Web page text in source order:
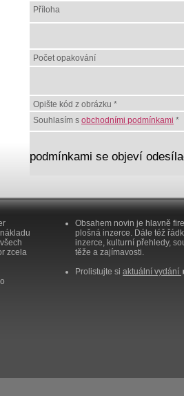
Příloha
Počet opakování
Opište kód z obrázku *
Souhlasím s obchodními podmínkami *
podmínkami se objeví
zcela
Obsahem novin je hlavně
plošná inzerce. Dále též
inzerce, kulturní přehledy,
těže a zajímavosti.
Prolistujte si aktuální vydání